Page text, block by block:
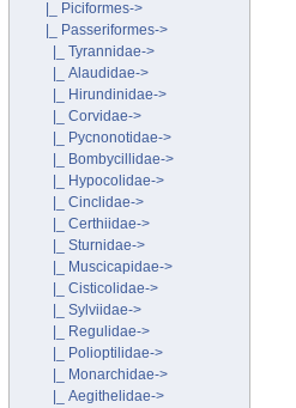
|_ Piciformes->
|_ Passeriformes->
|_ Tyrannidae->
|_ Alaudidae->
|_ Hirundinidae->
|_ Corvidae->
|_ Pycnonotidae->
|_ Bombycillidae->
|_ Hypocolidae->
|_ Cinclidae->
|_ Certhiidae->
|_ Sturnidae->
|_ Muscicapidae->
|_ Cisticolidae->
|_ Sylviidae->
|_ Regulidae->
|_ Polioptilidae->
|_ Monarchidae->
|_ Aegithelidae->